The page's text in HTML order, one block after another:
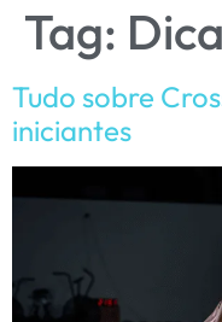
Tag:
Tudo sobre
iniciantes